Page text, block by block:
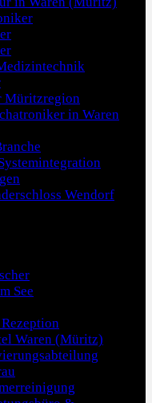
Müritzregion
in Waren
Wendorf
See
Waren (Müritz)